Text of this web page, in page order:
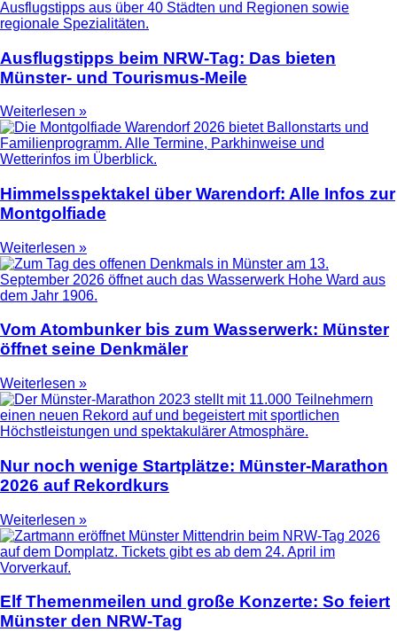
Ausflugstipps beim NRW-Tag: Das bieten
Münster- und Tourismus-Meile
Weiterlesen »
Himmelsspektakel über Warendorf: Alle Infos zur
Montgolfiade
Weiterlesen »
Vom Atombunker bis zum Wasserwerk: Münster
öffnet seine Denkmäler
Weiterlesen »
Nur noch wenige Startplätze: Münster-Marathon
2026 auf Rekordkurs
Weiterlesen »
Elf Themenmeilen und große Konzerte: So feiert
Münster den NRW-Tag